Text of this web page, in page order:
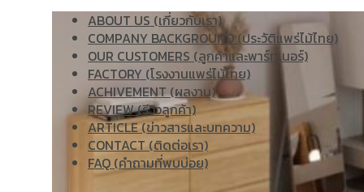
ABOUT US (เกี่ยวกับเรา)
COMPANY BACKGROUND (ประวัติแพร่ไม้ไทย)
OUR CUSTOMERS (ลูกค้าและพาร์ทเนอร์)
FACTORY (โรงงานแพร่ไม้ไทย)
ACHIVEMENT (ผลงาน)
REVIEW (รีวิวลูกค้า)
ARTICLE (ข่าวสารและบทความ)
CONTACT (ติดต่อเรา)
FAQ (คำถามที่พบบ่อย)